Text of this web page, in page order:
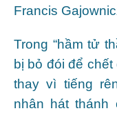
Francis
Trong “hầm tử
bị bỏ đói để
thay vì tiếng
nhân hát